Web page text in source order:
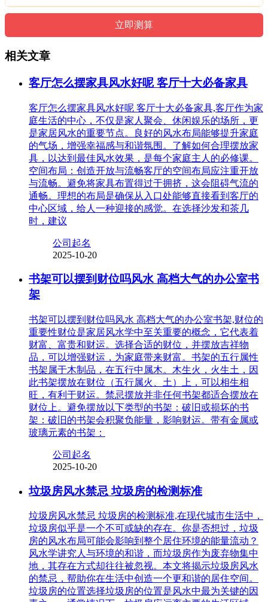
相关文章
客厅怎么摆家具风水好呢 客厅十大必备家具
客厅怎么摆家具风水好呢 客厅十大必备家具,客厅作为家
庭生活的中心，不仅是家人聚会、休闲娱乐的场所，更
是家居风水的重要节点。良好的风水布局能够提升家庭
的气场，增强幸福感与和谐氛围。了解如何合理摆放家
具，以达到最佳风水效果，是每个家庭主人的必修课。
空间布局：创造开放与流畅客厅的空间布局应注重开放
与流畅。避免将家具布置得过于拥挤，这会阻碍气流的
通畅。理想的布局是确保从入口处能够直接看到客厅的
中心区域，给人一种迎接的感觉。在选择沙发和茶几
时，建议
公司起名
2025-10-20
书架可以摆到财位吗风水 高档大气的办公室书
架
书架可以摆到财位吗风水 高档大气的办公室书架,财位的
重要性财位是家居风水学中至关重要的概念，它代表着
财富、富贵和财运。选择合适的财位，并摆放吉祥物
品，可以增强财运，为家庭带来财富。书架的五行属性
书架属于木制品，在五行中属木。木生火，火生土，因
此书架摆放在财位（五行属火、土）上，可以相生相
旺，有利于财运。禁忌摆放并非任何书架都适合摆放在
财位上。避免摆放以下类型的书架：破旧或损坏的书
架：破旧的书架会积聚负能量，影响财运。带有金属或
玻璃元素的书架：
公司起名
2025-10-20
垃圾房风水禁忌 垃圾房的检测标准
垃圾房风水禁忌 垃圾房的检测标准,在现代城市生活中，
垃圾房似乎是一个不可或缺的存在。你是否想过，垃圾
房的风水布局可能会影响到整个居住环境的能量流动？
风水学讲究人与环境的和谐，而垃圾房作为废弃物集中
地，其存在方式却往往被忽视。本文将揭示垃圾房风水
的禁忌，帮助你在生活中创造一个更和谐的居住空间。
垃圾房的位置选择垃圾房的位置是风水中最为关键的因